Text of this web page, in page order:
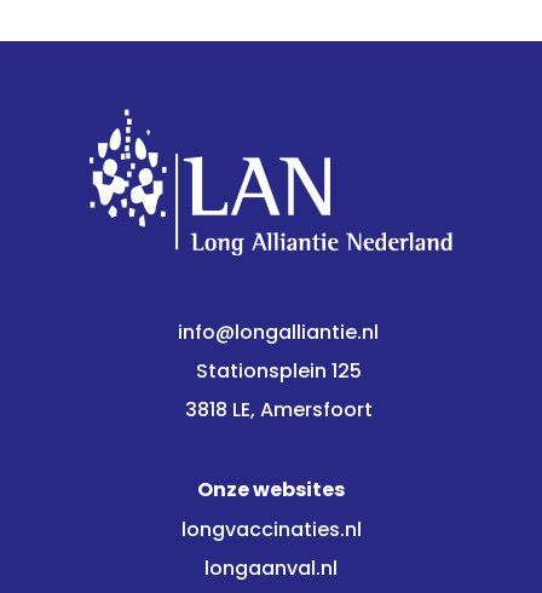
info@longalliantie.nl
Stationsplein 125
3818 LE, Amersfoort
Onze websites
longvaccinaties.nl
longaanval.nl